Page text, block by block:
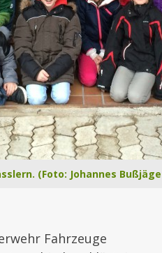
(Foto: Johannes
Fahrzeuge